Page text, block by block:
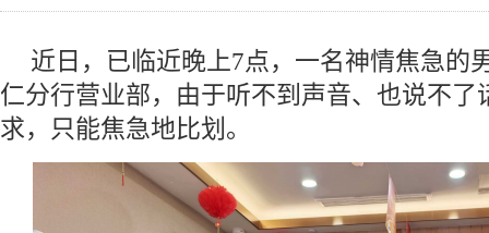
近日，已临近晚上7点，一名神情焦急的
仁分行营业部，由于听不到声音、也说不了
求，只能焦急地比划。